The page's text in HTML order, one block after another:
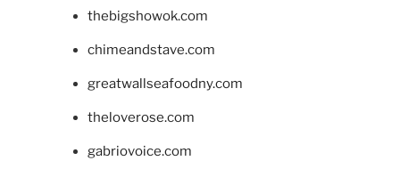
thebigshowok.com
chimeandstave.com
greatwallseafoodny.com
theloverose.com
gabriovoice.com